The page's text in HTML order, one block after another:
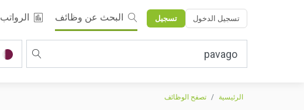
البحث عن وظائف الرواتب تسجيل الدخول تسجيل
الرئيسية تصفح الوظائف